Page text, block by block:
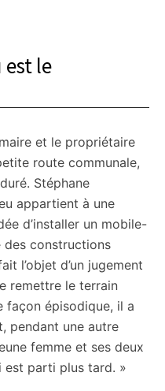
est le
et le propriétaire
route communale,
Stéphane
appartient à une
d’installer un mobile-
des constructions
l’objet d’un jugement
remettre le terrain
façon épisodique, il a
pendant une autre
femme et ses deux
est parti plus tard. »